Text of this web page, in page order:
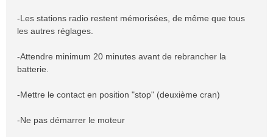
-Les stations radio restent mémorisées, de même que tous
les autres réglages.
-Attendre minimum 20 minutes avant de rebrancher la
batterie.
-Mettre le contact en position "stop" (deuxième cran)
-Ne pas démarrer le moteur